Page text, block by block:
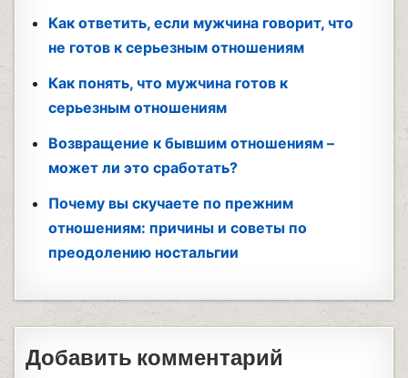
Как ответить, если мужчина говорит, что
не готов к серьезным отношениям
Как понять, что мужчина готов к
серьезным отношениям
Возвращение к бывшим отношениям –
может ли это сработать?
Почему вы скучаете по прежним
отношениям: причины и советы по
преодолению ностальгии
Добавить комментарий